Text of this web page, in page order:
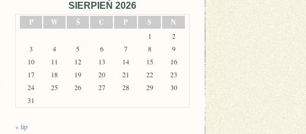
SIERPIEŃ 2026
P
W Ś C P S N
1
2
3
4 5 6 7 8
9
10
11 12 13 14 15
16
17
18 19 20 21 22
23
24
25 26 27 28 29
30
31
« lip